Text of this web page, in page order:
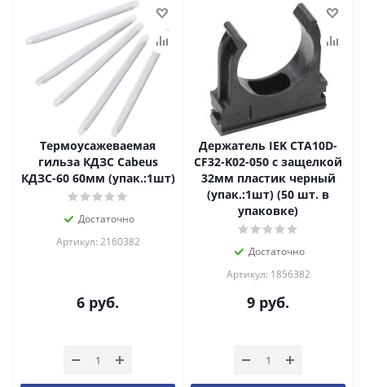
Термоусажеваемая
гильза КДЗС Cabeus
КДЗС-60 60мм (упак.:1шт)
Достаточно
Артикул: 2160382
6 руб.
Держатель IEK CTA10D-
CF32-K02-050 с защелкой
32мм пластик черный
(упак.:1шт) (50 шт. в
упаковке)
Достаточно
Артикул: 1856382
9 руб.